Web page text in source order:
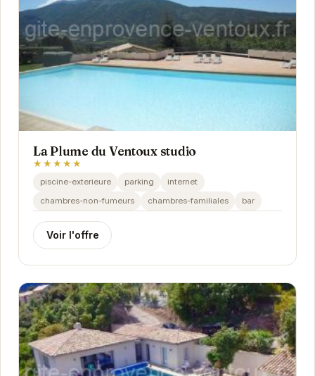
La Plume du Ventoux studio
★★★★★
piscine-exterieure parking
internet
chambres-non-fumeurs
chambres-familiales bar
Voir l'offre